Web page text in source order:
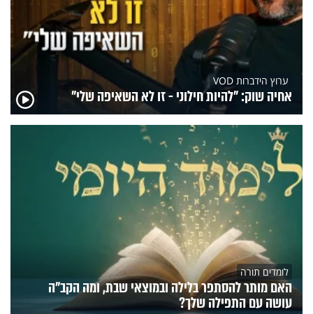
ערוץ הידברות VOD
אחיה שוק: "להיות חילוני - זו לא השאיפה שלי"
לומדים תורה
האם מותר להסתפר בלילה ובמוצאי שבת, ומה הקב"ה
עושה עם התפילה שלך?